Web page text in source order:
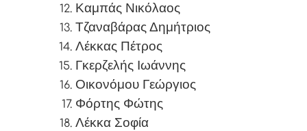
Καμπάς Νικόλαος
Τζαναβάρας Δημήτριος
Λέκκας Πέτρος
Γκερζελής Ιωάννης
Οικονόμου Γεώργιος
Φόρτης Φώτης
Λέκκα Σοφία